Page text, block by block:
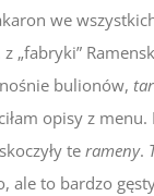
we
„fabryki”
bulionów,
opisy z menu.
te rameny.
ale to bardzo